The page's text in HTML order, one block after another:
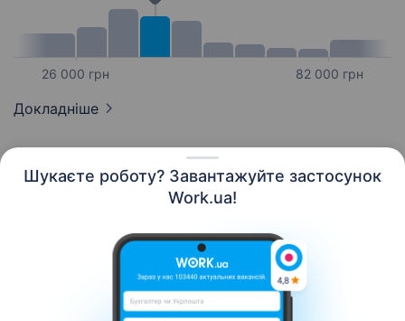
Шукаєте роботу? Завантажуйте застосунок
Work.ua!
26 000 грн 82 000 грн
Докладніше